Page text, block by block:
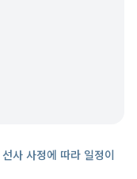
사 사정에 따라 일정이